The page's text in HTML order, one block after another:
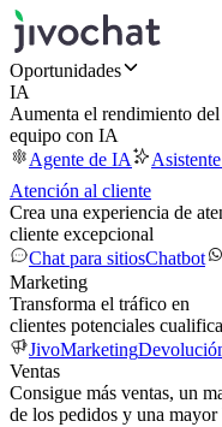
Oportunidades
IA
Aumenta el rendimiento del
equipo con IA
Agente de IA
Atención al cliente
Crea una experiencia de
cliente excepcional
Chat para sitiosChatbot
Marketing
Transforma el tráfico en
clientes potenciales
JivoMarketing
Ventas
Consigue más ventas, un
de los pedidos y una mayor